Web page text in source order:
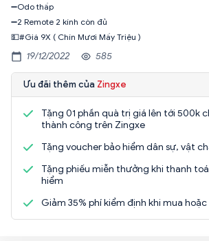
➖Odo thấp
➖2 Remote 2 kính còn đủ
💵#Giá 9X ( Chín Mươi Mấy Triệu )
19/12/2022 585
Ưu đãi thêm của Zingxe
Tặng 01 phần quà trị giá lên tới 500k
thành công trên Zingxe
Tặng voucher bảo hiểm dân sự, vật
Tặng phiếu miễn thưởng khi thanh
hiểm
Giảm 35% phí kiểm định khi mua hoặc